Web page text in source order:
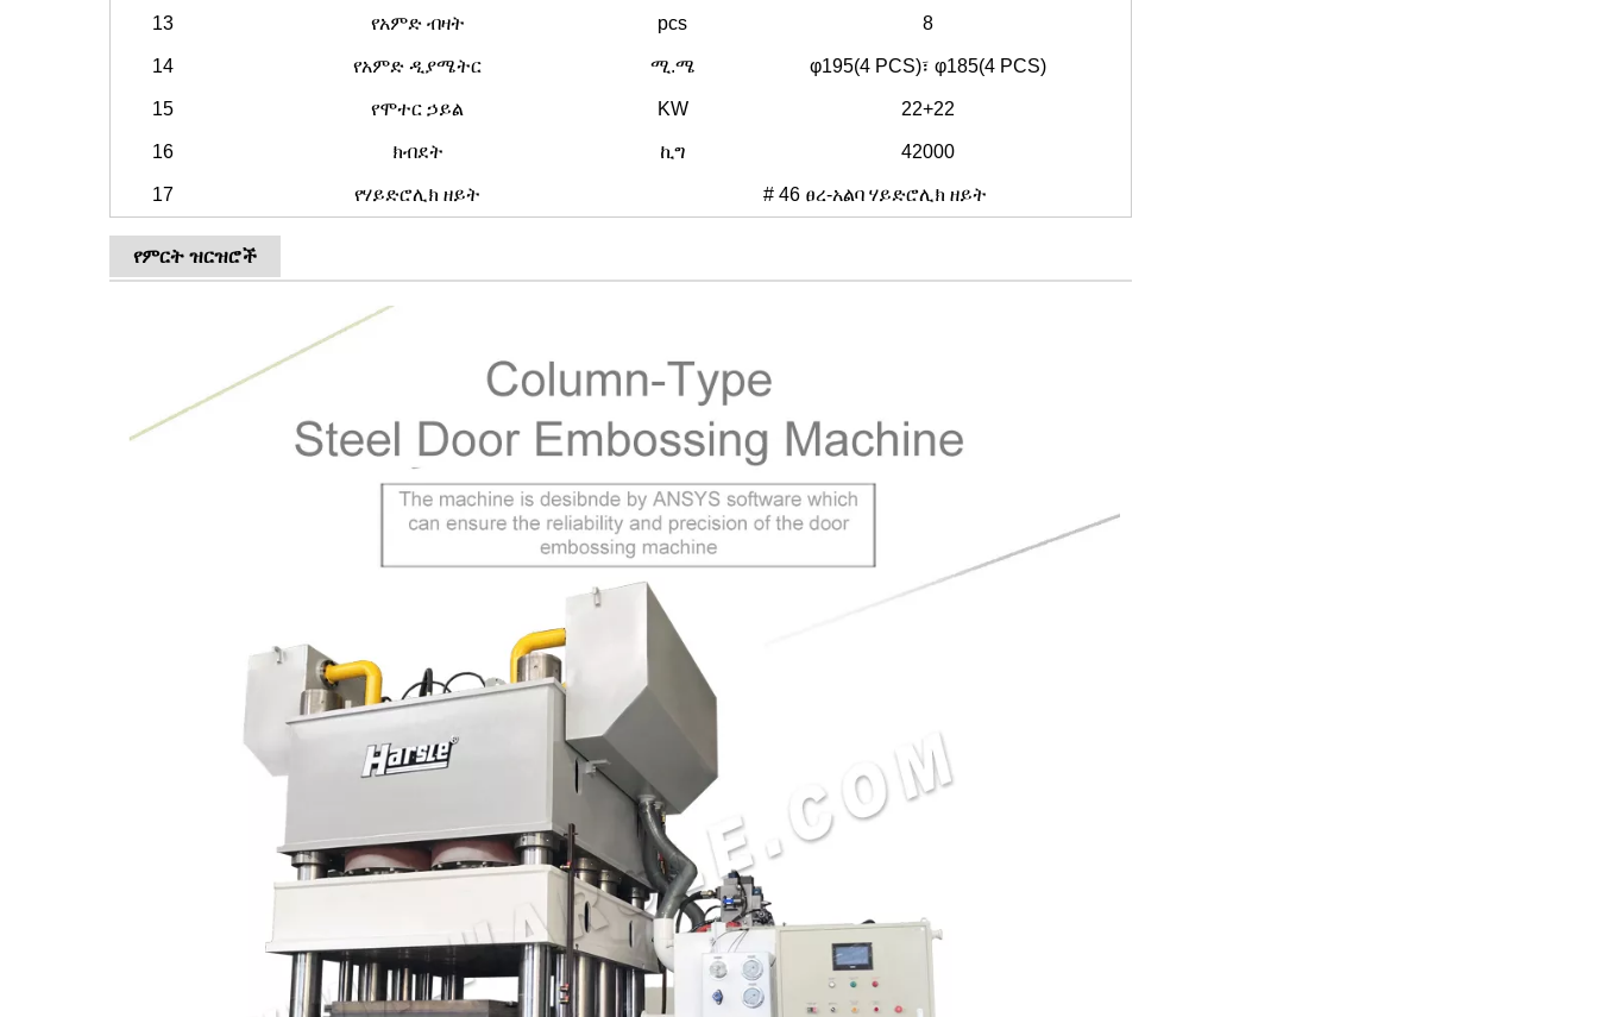
13 የአምድ ብዛት pcs 8
14 የአምድ ዲያሜትር ሚ.ሜ φ195(4 PCS)፣ φ185(4 PCS)
15 የሞተር ኃይል KW 22+22
16 ክብደት ኪግ 42000
17 የሃይድሮሊክ ዘይት # 46 ፀረ-አልባ ሃይድሮሊክ ዘይት
የምርት ዝርዝሮች